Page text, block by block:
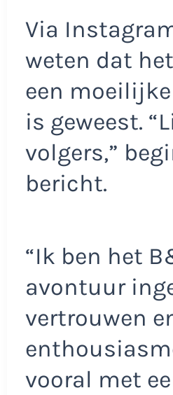
Via
weten dat
een
is geweest.
volgers,”
bericht.
“Ik ben het
avontuur
vertrouwen
vooral met